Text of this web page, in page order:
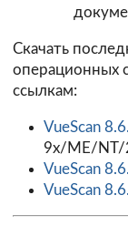
Скачать
операционных
ссылкам:
VueScan
9x/ME/NT/
VueScan
VueScan